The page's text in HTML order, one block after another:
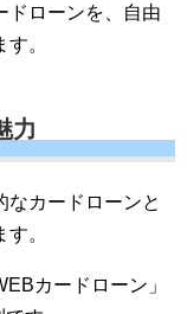
ドローンを、自由
。
力
なカードローンと
。
カードローン」